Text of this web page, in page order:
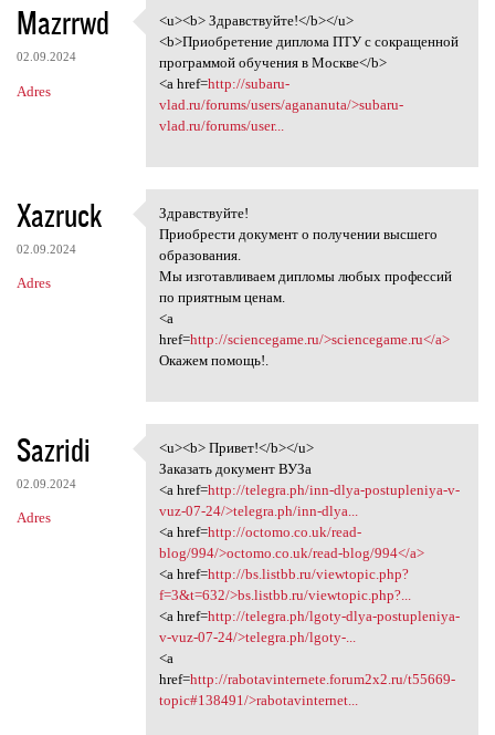
Mazrrwd
02.09.2024
Adres
<u><b> Здравствуйте!</b></u>
<u><b> Здравствуйте!</b></u>
<b>Приобретение диплома ПТУ с сокращенной
программой обучения в Москве</b>
<a href=http://subaru-
vlad.ru/forums/users/agananuta/>subaru-
vlad.ru/forums/user...
Xazruck
02.09.2024
Adres
Здравствуйте!
Здравствуйте!
Приобрести документ о получении высшего
образования.
Мы изготавливаем дипломы любых профессий
по приятным ценам.
<a
href=http://sciencegame.ru/>sciencegame.ru</a>
Окажем помощь!.
Sazridi
02.09.2024
Adres
<u><b> Привет!</b></u>
<u><b> Привет!</b></u>
Заказать документ ВУЗа
<a href=http://telegra.ph/inn-dlya-postupleniya-v-
vuz-07-24/>telegra.ph/inn-dlya...
<a href=http://octomo.co.uk/read-
blog/994/>octomo.co.uk/read-blog/994</a>
<a href=http://bs.listbb.ru/viewtopic.php?
f=3&t=632/>bs.listbb.ru/viewtopic.php?...
<a href=http://telegra.ph/lgoty-dlya-postupleniya-
v-vuz-07-24/>telegra.ph/lgoty-...
<a
href=http://rabotavinternete.forum2x2.ru/t55669-
topic#138491/>rabotavinternet...